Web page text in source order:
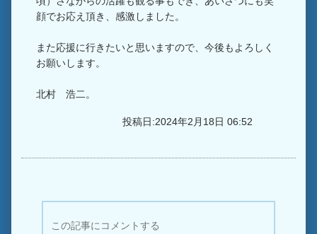
顔でお応え頂き、感激しました。
また応援に行きたいと思いますので、今後もよろしく
お願いします。
北村 浩二。
投稿日:2024年2月18日 06:52
この記事にコメントする